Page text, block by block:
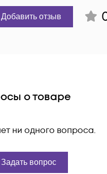
Добавить отзыв
о товаре
ни одного вопроса.
Задать вопрос